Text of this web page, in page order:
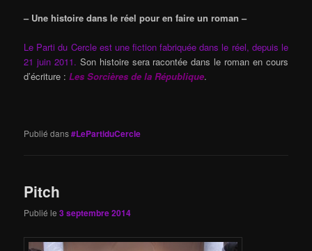
– Une histoire dans le réel pour en faire un roman –
Le Parti du Cercle est une fiction fabriquée dans le réel, depuis le
21 juin 2011. Son histoire sera racontée dans le roman en cours
d’écriture :Les Sorcières de la République.
Publié dans#LePartiduCercle
Pitch
Publié le3 septembre 2014